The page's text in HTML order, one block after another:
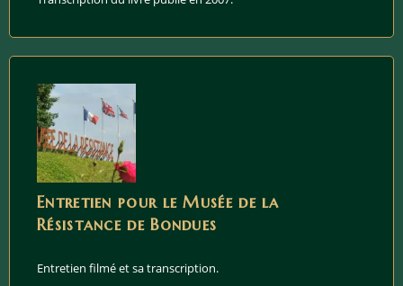
Entretien pour le Musée de la
Résistance de Bondues
Entretien filmé et sa transcription.